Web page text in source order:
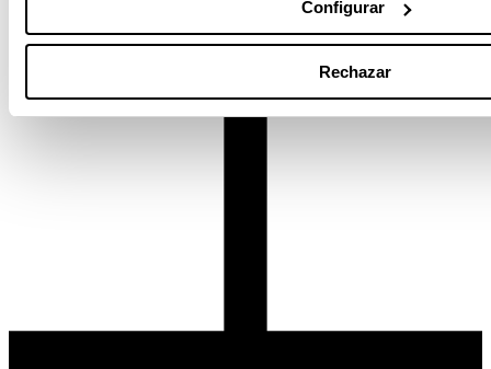
Configurar
Rechazar
¿Qué es Alliance 2015? ¿Por qué canalizamos la ayuda a Ucrania a